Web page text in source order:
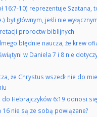
16:7-10) reprezentuje
był głównym, jeśli nie
proroctw biblijnych
błędnie naucza, że krew
w Daniela 7 i 8 nie
że Chrystus wszedł nie do
do Hebrajczyków 6:19 odnosi
16 nie są ze sobą powiązane?